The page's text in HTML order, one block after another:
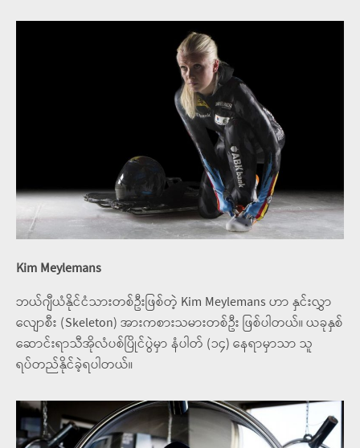
Kim Meylemans
ဘယ်ဂျီယံနိုင်ငံသားတစ်ဦးဖြစ်တဲ့ Kim Meylemans ဟာ နှင်းလွှာ
လျောစီး (Skeleton) အားကစားသမားတစ်ဦး ဖြစ်ပါတယ်။ ယခုနှစ်
ဆောင်းရာသီအိုလံပစ်ပြိုင်ပွဲမှာ နံပါတ် (၁၄) နေရာမှာသာ သူ
ရပ်တည်နိုင်ခဲ့ရပါတယ်။